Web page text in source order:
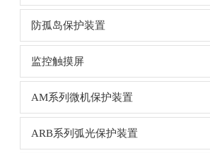
防孤岛保护装置
监控触摸屏
AM系列微机保护装置
ARB系列弧光保护装置